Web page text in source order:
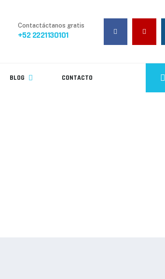
Contactáctanos gratis
+52 2221130101
BLOG CONTACTO